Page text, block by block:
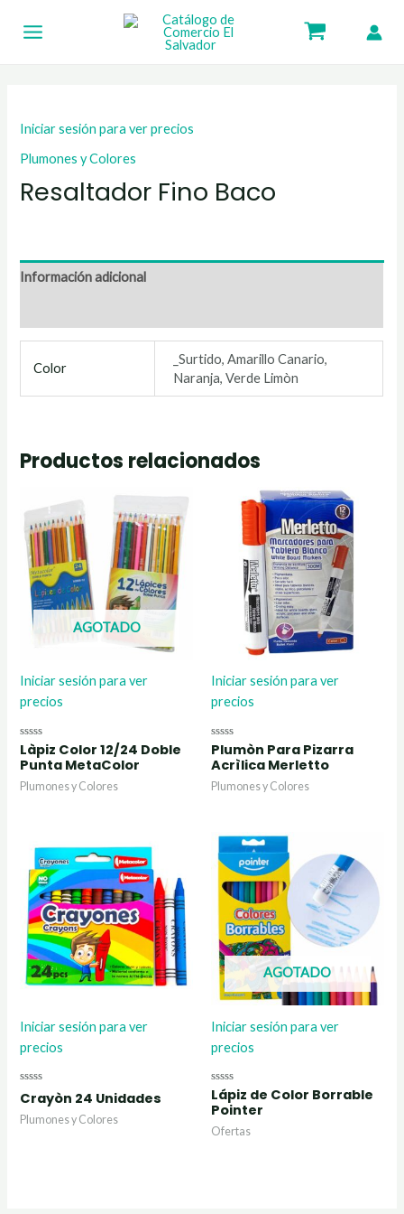
Iniciar sesión para ver precios
Plumones y Colores
Resaltador Fino Baco
Información adicional
Color
_Surtido, Amarillo Canario,
Naranja, Verde Limòn
Productos relacionados
AGOTADO
Iniciar sesión para ver
precios
Valorado
con
0
de
5
Làpiz Color 12/24 Doble
Punta MetaColor
Plumones y Colores
Iniciar sesión para ver
precios
Valorado
con
0
de
5
Plumòn Para Pizarra
Acrìlica Merletto
Plumones y Colores
Iniciar sesión para ver
precios
Valorado
con
0
de
Crayòn 24 Unidades
Plumones y Colores
AGOTADO
Iniciar sesión para ver
precios
Valorado
con
0
de
5
Lápiz de Color Borrable
Pointer
Ofertas